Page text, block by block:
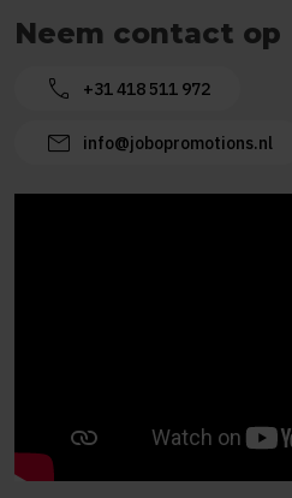
Neem contact op
call +31 418 511 972
mail info@jobopromotions.nl